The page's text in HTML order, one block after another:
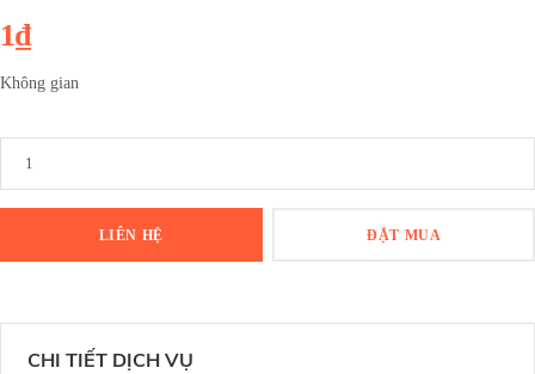
1₫
Không gian
LIÊN HỆ ĐẶT MUA
CHI TIẾT DỊCH VỤ